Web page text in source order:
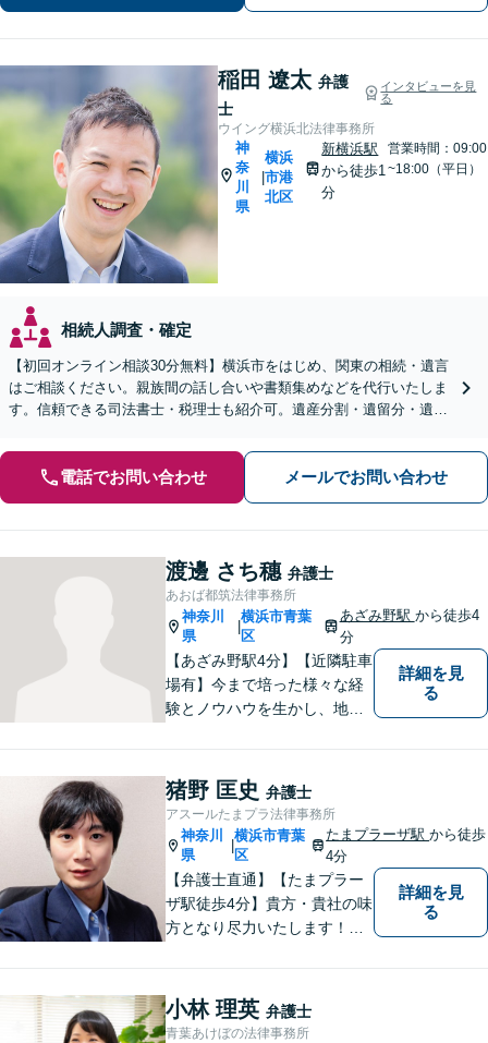
債務整理は何度でも相談無料【夜間・
土日相談可】
稲田 遼太 弁護
士
インタビューを見
る
ウイング横浜北法律事務所
神
奈
川
県
|
横浜
市港
北区
新横浜駅
から徒歩1
分
営業時間：09:00
~18:00（平日）
相続人調査・確定
【初回オンライン相談30分無料】横浜市をはじめ、関東の相続・遺言
はご相談ください。親族間の話し合いや書類集めなどを代行いたしま
す。信頼できる司法書士・税理士も紹介可。遺産分割・遺留分・遺言
電話でお問い合わせ メールでお問い合わせ
渡邊 さち穗 弁護士
あおば都筑法律事務所
神奈川
県
横浜市青葉
区
あざみ野駅 から徒歩4
分
【あざみ野駅4分】【近隣駐車
場有】今まで培った様々な経
験とノウハウを生かし、地域
能な最善の結論を共に目指し
て問題解決を図る所存です。
法律上の問題に巻き込まれた
際は、お一人で悩まずにお気
軽にご相談ください。
詳細を見
る
猪野 匡史 弁護士
アスールたまプラ法律事務所
神奈川
県
|
横浜市青葉
区
たまプラーザ駅から徒歩
4分
【弁護士直通】【たまプラー
ザ駅徒歩4分】貴方・貴社の味
方となり尽力いたします！当
すのでまずはお気軽にご相談
ください。
詳細を見
る
小林 理英 弁護士
青葉あけぼの法律事務所